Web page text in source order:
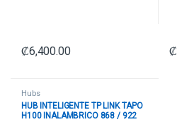
₡6,400.00 ₡
Hubs
HUB INTELIGENTE TP LINK TAPO
H100 INALAMBRICO 868 / 922